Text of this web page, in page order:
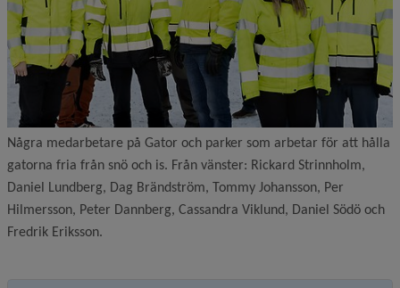
Några medarbetare på Gator och parker som arbetar för att hålla
gatorna fria från snö och is. Från vänster: Rickard Strinnholm,
Daniel Lundberg, Dag Brändström, Tommy Johansson, Per
Hilmersson, Peter Dannberg, Cassandra Viklund, Daniel Södö och
Fredrik Eriksson.